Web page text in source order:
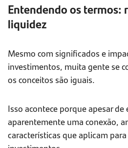
Entendendo os termos:
liquidez
Mesmo com significados e
investimentos, muita gente se
os conceitos são iguais.
Isso acontece porque apesar de
aparentemente uma conexão,
características que aplicam